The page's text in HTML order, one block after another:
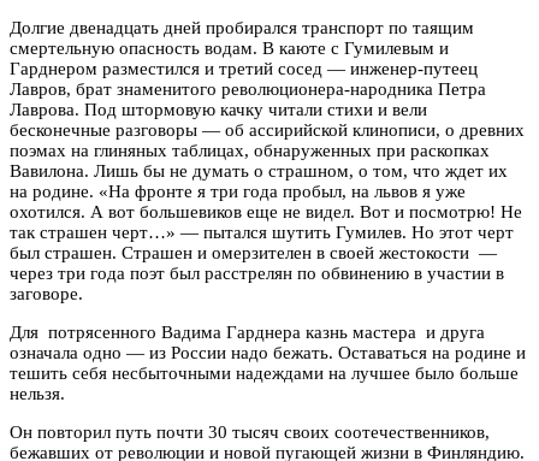
Долгие двенадцать дней пробирался транспорт по таящим
смертельную опасность водам. В каюте с Гумилевым и
Гарднером разместился и третий сосед — инженер-путеец
Лавров, брат знаменитого революционера-народника Петра
Лаврова. Под штормовую качку читали стихи и вели
бесконечные разговоры — об ассирийской клинописи, о древних
поэмах на глиняных таблицах, обнаруженных при раскопках
Вавилона. Лишь бы не думать о страшном, о том, что ждет их
на родине. «На фронте я три года пробыл, на львов я уже
охотился. А вот большевиков еще не видел. Вот и посмотрю! Не
так страшен черт…» — пытался шутить Гумилев. Но этот черт
был страшен. Страшен и омерзителен в своей жестокости —
через три года поэт был расстрелян по обвинению в участии в
заговоре.
Для потрясенного Вадима Гарднера казнь мастера и друга
означала одно — из России надо бежать. Оставаться на родине и
тешить себя несбыточными надеждами на лучшее было больше
нельзя.
Он повторил путь почти 30 тысяч своих соотечественников,
бежавших от революции и новой пугающей жизни в Финляндию.